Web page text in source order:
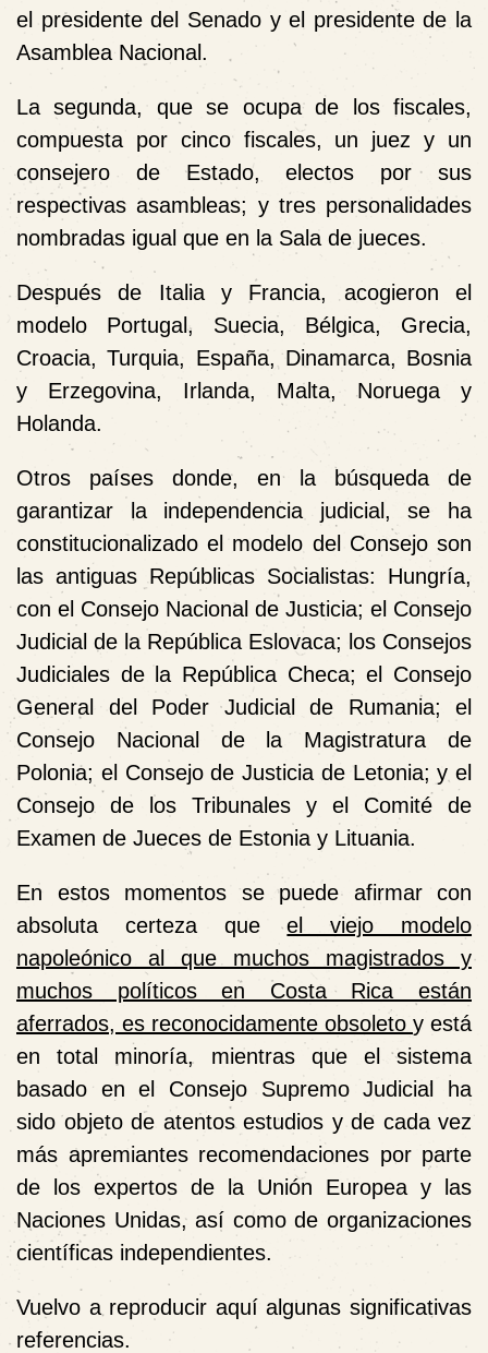
el presidente del Senado y el presidente de la
Asamblea Nacional.
La segunda, que se ocupa de los fiscales,
compuesta por cinco fiscales, un juez y un
consejero de Estado, electos por sus
respectivas asambleas; y tres personalidades
nombradas igual que en la Sala de jueces.
Después de Italia y Francia, acogieron el
modelo Portugal, Suecia, Bélgica, Grecia,
Croacia, Turquia, España, Dinamarca, Bosnia
y Erzegovina, Irlanda, Malta, Noruega y
Holanda.
Otros países donde, en la búsqueda de
garantizar la independencia judicial, se ha
constitucionalizado el modelo del Consejo son
las antiguas Repúblicas Socialistas: Hungría,
con el Consejo Nacional de Justicia; el Consejo
Judicial de la República Eslovaca; los Consejos
Judiciales de la República Checa; el Consejo
General del Poder Judicial de Rumania; el
Consejo Nacional de la Magistratura de
Polonia; el Consejo de Justicia de Letonia; y el
Consejo de los Tribunales y el Comité de
Examen de Jueces de Estonia y Lituania.
En estos momentos se puede afirmar con
absoluta certeza queel viejo modelo
napoleónico al que muchos magistrados y
muchos políticos en Costa Rica están
aferrados, es reconocidamente obsoleto y está
en total minoría, mientras que el sistema
basado en el Consejo Supremo Judicial ha
sido objeto de atentos estudios y de cada vez
más apremiantes recomendaciones por parte
de los expertos de la Unión Europea y las
Naciones Unidas, así como de organizaciones
científicas independientes.
Vuelvo a reproducir aquí algunas significativas
referencias.